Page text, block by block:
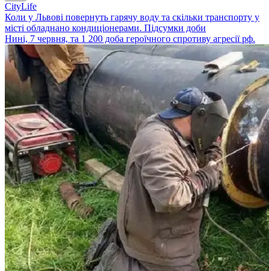
CityLife
Коли у Львові повернуть гарячу воду та скільки транспорту у
місті обладнано кондиціонерами. Підсумки доби
Нині, 7 червня, та 1 200 доба героїчного спротиву агресії рф.